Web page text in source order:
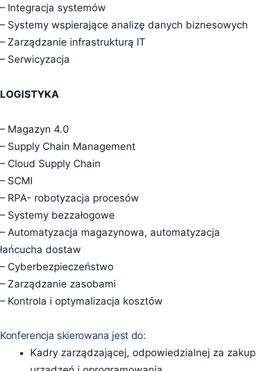
– Integracja systemów
– Systemy wspierające analizę danych biznesowych
– Zarządzanie infrastrukturą IT
– Serwicyzacja
LOGISTYKA
– Magazyn 4.0
– Supply Chain Management
– Cloud Supply Chain
– SCMI
– RPA- robotyzacja procesów
– Systemy bezzałogowe
– Automatyzacja magazynowa, automatyzacja
łańcucha dostaw
– Cyberbezpieczeństwo
– Zarządzanie zasobami
– Kontrola i optymalizacja kosztów
Konferencja skierowana jest do:
Kadry zarządzającej, odpowiedzialnej za zakup